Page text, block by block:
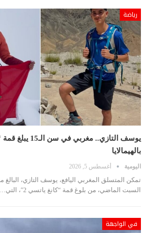
رياضة
بالهيمالايا
اليومية أغسطس 5, 2026
السبت الماضي، من بلوغ قمة “كانغ ياتسي 2″، التي…
في الواجهة